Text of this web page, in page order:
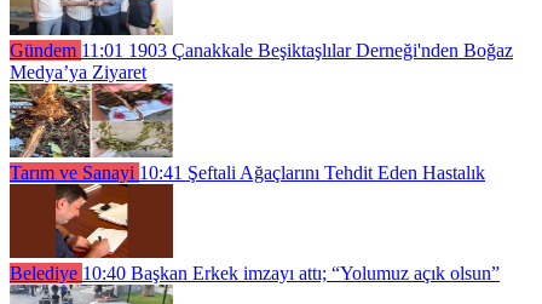
Gündem 11:01 1903 Çanakkale Beşiktaşlılar Derneği'nden Boğaz
Medya’ya Ziyaret
Tarım ve Sanayi 10:41 Şeftali Ağaçlarını Tehdit Eden Hastalık
Belediye 10:40 Başkan Erkek imzayı attı; “Yolumuz açık olsun”